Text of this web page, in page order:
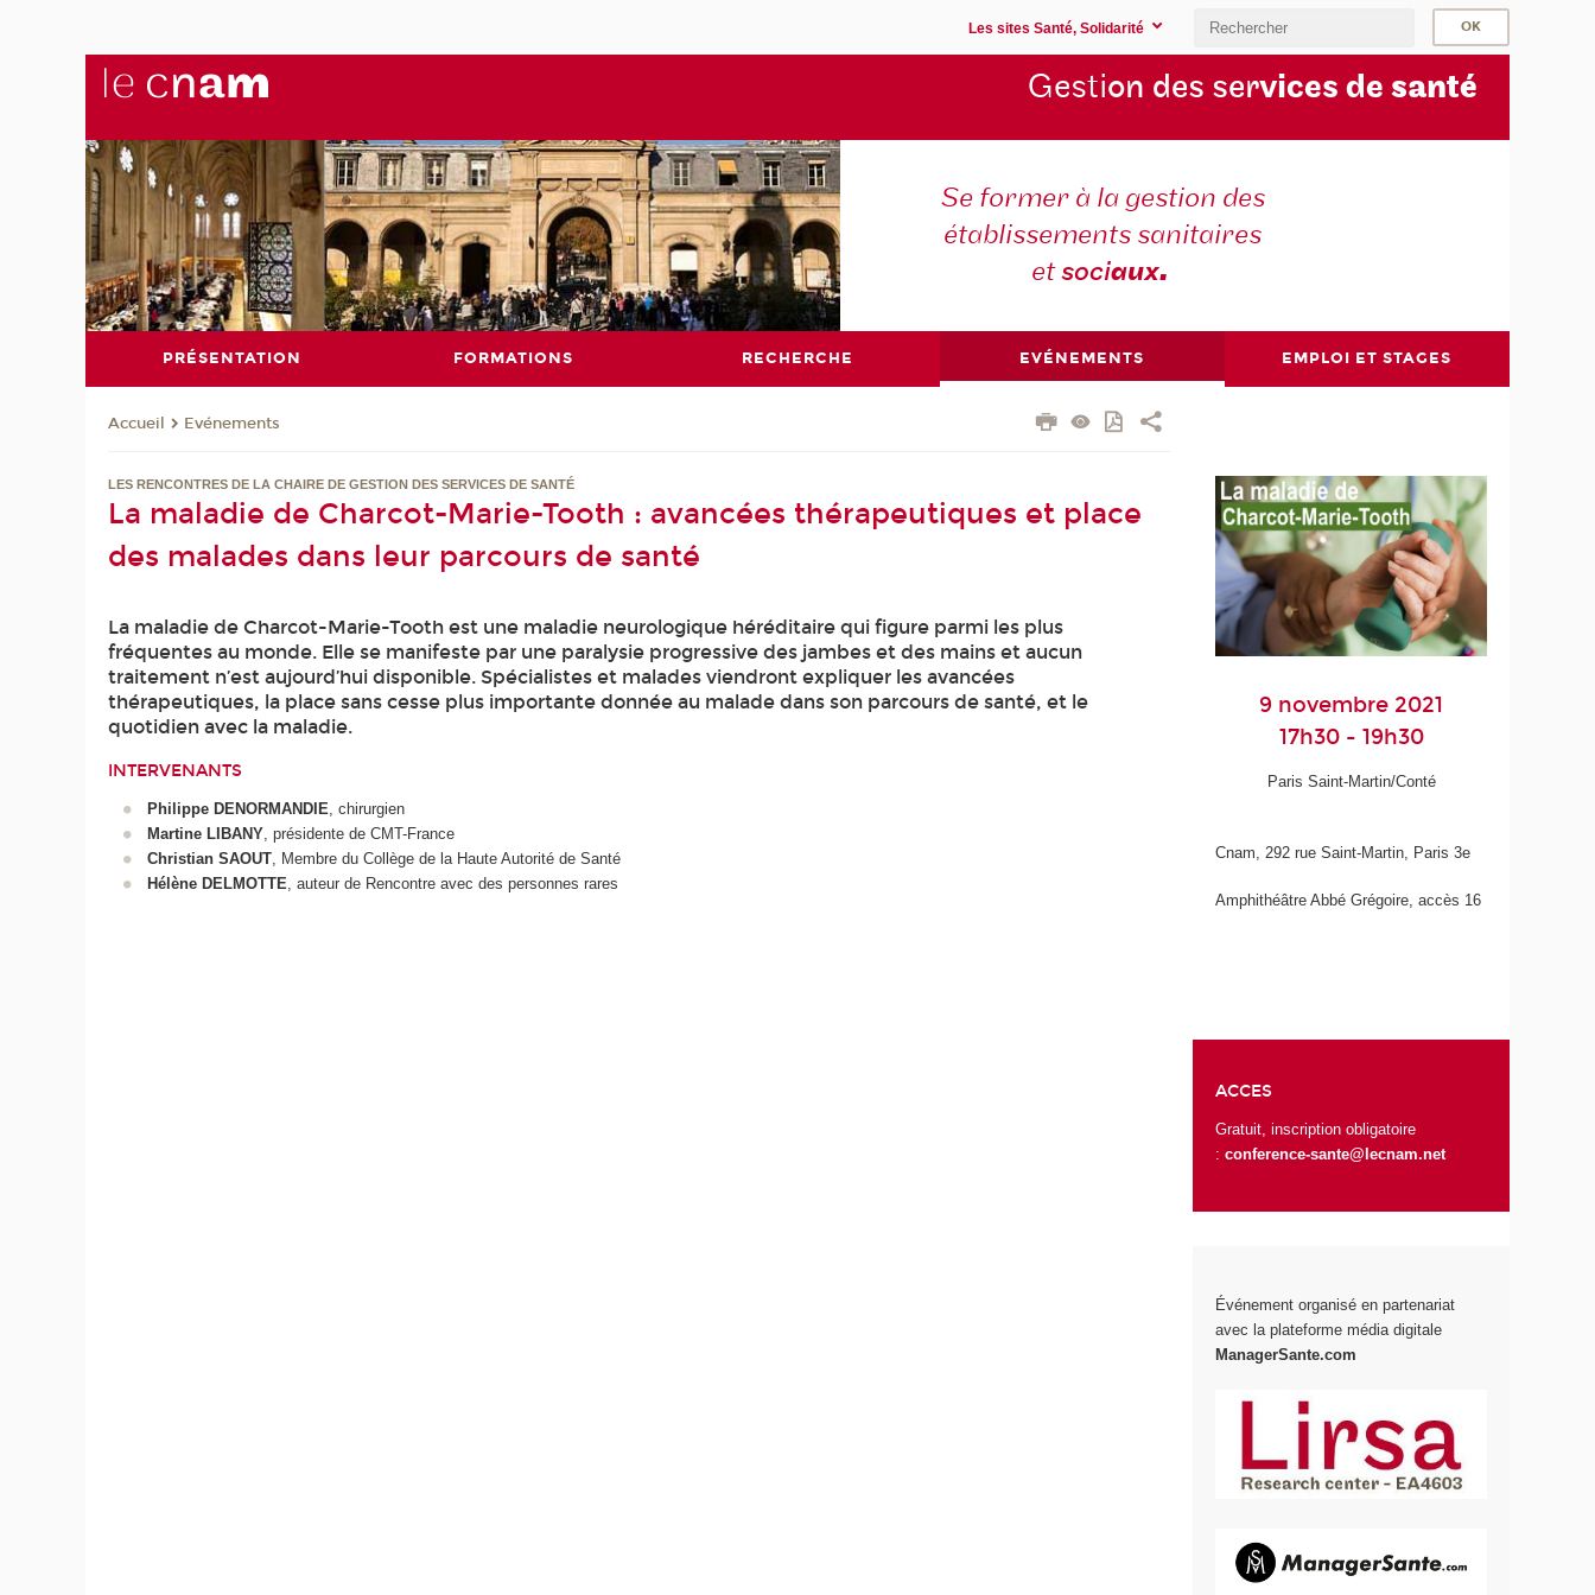
Les sites Santé, Solidarité
Gestion des services de santé
Se former à la gestion des
établissements sanitaires
etsociaux.
PRÉSENTATION FORMATIONS RECHERCHE EVÉNEMENTS EMPLOI ET STAGES
Accueil Evénements
LES RENCONTRES DE LA CHAIRE DE GESTION DES SERVICES DE SANTÉ
La maladie de Charcot-Marie-Tooth : avancées thérapeutiques et place
des malades dans leur parcours de santé
La maladie de Charcot-Marie-Tooth est une maladie neurologique héréditaire qui figure parmi les plus
fréquentes au monde. Elle se manifeste par une paralysie progressive des jambes et des mains et aucun
traitement n’est aujourd’hui disponible. Spécialistes et malades viendront expliquer les avancées
thérapeutiques, la place sans cesse plus importante donnée au malade dans son parcours de santé, et le
quotidien avec la maladie.
INTERVENANTS
Philippe DENORMANDIE, chirurgien
Martine LIBANY, présidente de CMT-France
Christian SAOUT, Membre du Collège de la Haute Autorité de Santé
Hélène DELMOTTE, auteur de Rencontre avec des personnes rares
9 novembre 2021
17h30 - 19h30
Paris Saint-Martin/Conté
Cnam, 292 rue Saint-Martin, Paris 3e
Amphithéâtre Abbé Grégoire, accès 16
ACCES
Gratuit, inscription obligatoire
:conference-sante@lecnam.net
Événement organisé en partenariat
avec la plateforme média digitale
ManagerSante.com